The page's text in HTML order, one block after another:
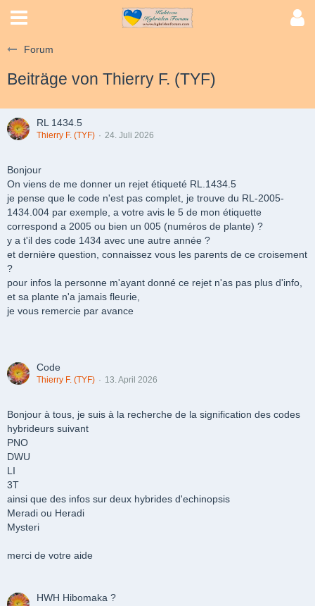
Forum
Beiträge von Thierry F. (TYF)
RL 1434.5
Thierry F. (TYF) 24. Juli 2026
Bonjour
On viens de me donner un rejet étiqueté RL.1434.5
je pense que le code n'est pas complet, je trouve du RL-2005-
1434.004 par exemple, a votre avis le 5 de mon étiquette
correspond a 2005 ou bien un 005 (numéros de plante) ?
y a t'il des code 1434 avec une autre année ?
et dernière question, connaissez vous les parents de ce croisement
?
pour infos la personne m'ayant donné ce rejet n'as pas plus d'info,
et sa plante n'a jamais fleurie,
je vous remercie par avance
Code
Thierry F. (TYF) 13. April 2026
Bonjour à tous, je suis à la recherche de la signification des codes
hybrideurs suivant
PNO
DWU
LI
3T
ainsi que des infos sur deux hybrides d'echinopsis
Meradi ou Heradi
Mysteri
merci de votre aide
HWH Hibomaka ?